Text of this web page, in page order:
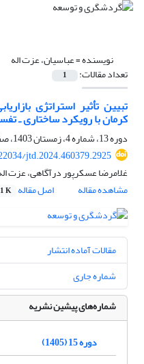
نویسنده =عباسیان، عزت اله
تعداد مقالات: 1
تبیین تأثیر استراتژی
کرمان با رویکرد ساختاری‌ ـ
دوره 13، شماره 4، زمستان 1403، صفحه
jtd.2024.460379.2925
غلامرضا عسکرپور درآگاهی، عزت
مشاهده مقاله
اصل مقاله K
مقالات آماده انتشار
شماره جاری
شماره‌های پیشین نشریه
دوره 15 (1405)